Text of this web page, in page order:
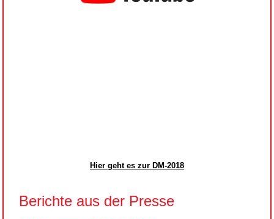
Hier geht es zur DM-2018
Berichte aus der Presse